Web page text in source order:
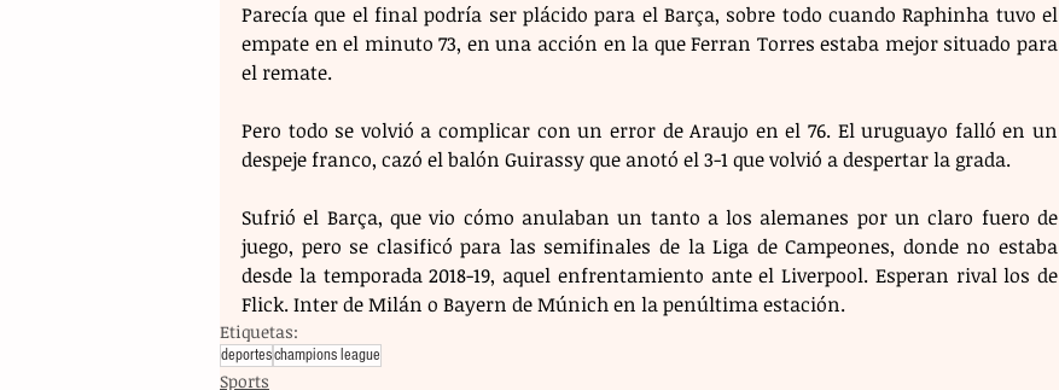
Parecía que el final podría ser plácido para el Barça, sobre todo cuando Raphinha tuvo el
empate en el minuto 73, en una acción en la que Ferran Torres estaba mejor situado para
el remate.
Pero todo se volvió a complicar con un error de Araujo en el 76. El uruguayo falló en un
despeje franco, cazó el balón Guirassy que anotó el 3-1 que volvió a despertar la grada.
Sufrió el Barça, que vio cómo anulaban un tanto a los alemanes por un claro fuero de
juego, pero se clasificó para las semifinales de la Liga de Campeones, donde no estaba
desde la temporada 2018-19, aquel enfrentamiento ante el Liverpool. Esperan rival los de
Flick. Inter de Milán o Bayern de Múnich en la penúltima estación.
Etiquetas:
deporteschampions league
Sports